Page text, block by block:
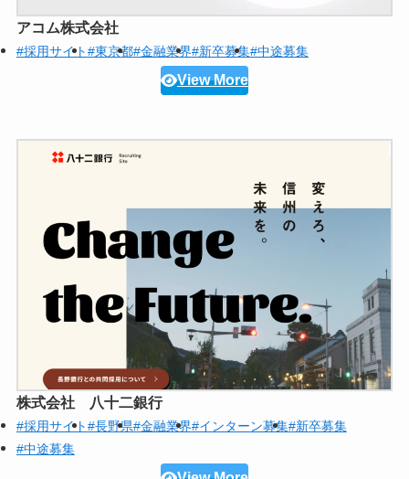
アコム株式会社
#採用サイト#東京都#金融業界#新卒募集#中途募集
View More
株式会社 八十二銀行
#採用サイト#長野県#金融業界#インターン募集#新卒募集
#中途募集